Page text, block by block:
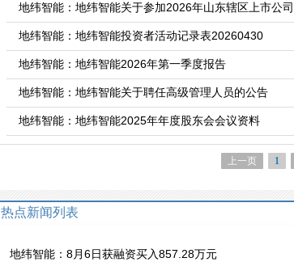
地纬智能：地纬智能关于参加2026年山东辖区上市公
地纬智能：地纬智能投资者活动记录表20260430
地纬智能：地纬智能2026年第一季度报告
地纬智能：地纬智能关于聘任高级管理人员的公告
地纬智能：地纬智能2025年年度股东会会议资料
上一页 1
热点新闻列表
地纬智能：8月6日获融资买入857.28万元